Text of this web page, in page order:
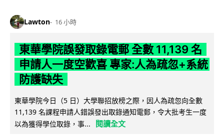
Lawton 16 小時
東華學院誤發取錄電郵 全數 11,139 名
申請人一度空歡喜 專家:人為疏忽+系統
防護缺失
東華學院今日（5 日）大學聯招放榜之際，因人為疏忽向全數
11,139 名課程申請人錯誤發出取錄通知電郵，令大批考生一度
以為獲得學位取錄，事...
閱讀全文